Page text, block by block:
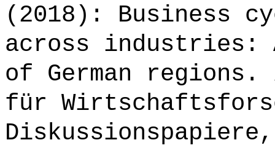
(2018): Business
across industries:
of German
für